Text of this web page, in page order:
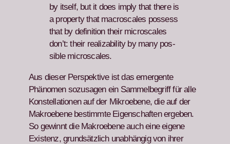
by itself, but it does imply that there is
a prop­er­ty that macroscales pos­sess
that by def­i­n­i­tion their microscales
don’t: their real­iz­abil­i­ty by many pos­
si­ble microscales.
Aus dieser Per­spek­tive ist das emer­gente
Phänomen sozusagen ein Sam­mel­be­griff für alle
Kon­stel­la­tio­nen auf der Mikroebene, die auf der
Makroebene bes­timmte Eigen­schaften ergeben.
So gewin­nt die Makroebene auch eine eigene
Exis­tenz, grund­sät­zlich unab­hängig von ihrer